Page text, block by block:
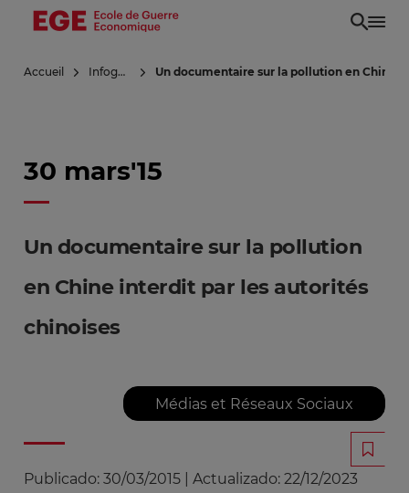
Aller
principal
Accueil Infoguerre Un documentaire sur la pollution en Chine
30 mars'15
Un documentaire sur la pollution
en Chine interdit par les autorités
chinoises
Médias et Réseaux Sociaux
Publicado: 30/03/2015 Actualizado: 22/12/2023